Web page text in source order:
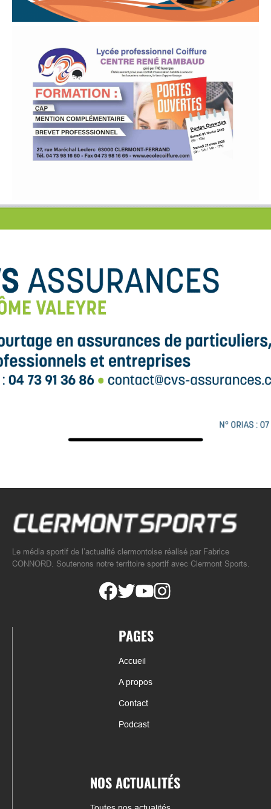
Le média sportif de l’actualité clermontoise réalisé par Fabrice
CONNORD. Soutenons notre territoire sportif avec Clermont Sports.
PAGES
Accueil
A propos
Contact
Podcast
NOS ACTUALITÉS